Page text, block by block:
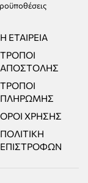
Η ΕΤΑΙΡΕΊΑ
ΤΡΌΠΟΙ
ΑΠΟΣΤΟΛΉΣ
ΤΡΌΠΟΙ
ΠΛΗΡΩΜΉΣ
ΌΡΟΙ ΧΡΉΣΗΣ
ΠΟΛΙΤΙΚΉ
ΕΠΙΣΤΡΟΦΏΝ